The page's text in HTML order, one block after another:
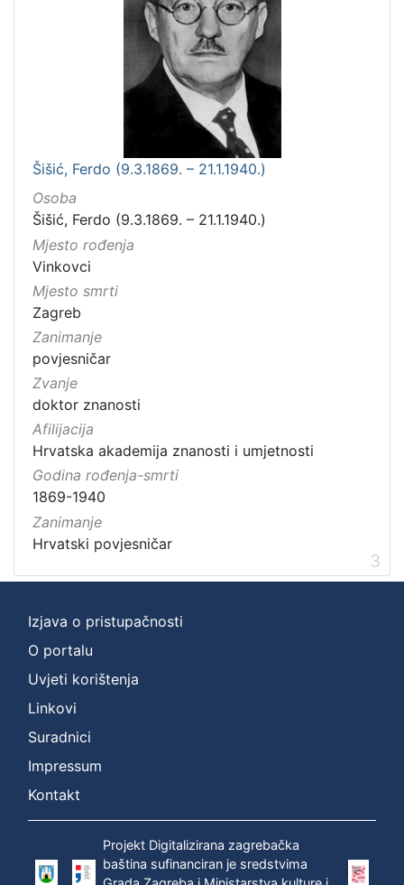
Šišić, Ferdo (9.3.1869. – 21.1.1940.)
Osoba
Šišić, Ferdo (9.3.1869. – 21.1.1940.)
Mjesto rođenja
Vinkovci
Mjesto smrti
Zagreb
Zanimanje
povjesničar
Zvanje
doktor znanosti
Afilijacija
Hrvatska akademija znanosti i umjetnosti
Godina rođenja-smrti
1869-1940
Zanimanje
Hrvatski povjesničar
3
Izjava o pristupačnosti
O portalu
Uvjeti korištenja
Linkovi
Suradnici
Impressum
Kontakt
Projekt Digitalizirana zagrebačka
baština sufinanciran je sredstvima